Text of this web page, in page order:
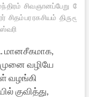
சிவஞானப்பேறு தேவி
சிதம்பர ரகசியம் திருமூலர்
மானசீகமாக,
முனை வழியே
வழங்கி
குவித்து,